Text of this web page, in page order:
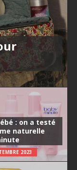
: on a testé
naturelle
2023